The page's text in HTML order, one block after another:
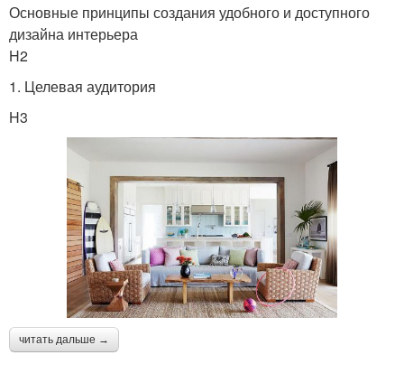
Основные принципы создания удобного и доступного
дизайна интерьера
H2
1. Целевая аудитория
H3
читать дальше →